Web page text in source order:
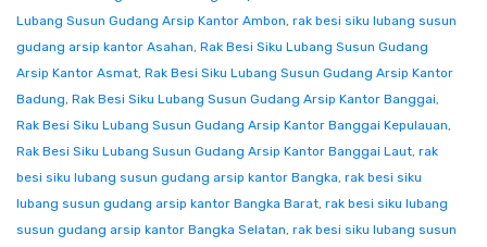
Lubang Susun Gudang Arsip Kantor Ambon, rak besi siku lubang susun
gudang arsip kantor Asahan, Rak Besi Siku Lubang Susun Gudang
Arsip Kantor Asmat, Rak Besi Siku Lubang Susun Gudang Arsip Kantor
Badung, Rak Besi Siku Lubang Susun Gudang Arsip Kantor Banggai,
Rak Besi Siku Lubang Susun Gudang Arsip Kantor Banggai Kepulauan,
Rak Besi Siku Lubang Susun Gudang Arsip Kantor Banggai Laut, rak
besi siku lubang susun gudang arsip kantor Bangka, rak besi siku
lubang susun gudang arsip kantor Bangka Barat, rak besi siku lubang
susun gudang arsip kantor Bangka Selatan, rak besi siku lubang susun